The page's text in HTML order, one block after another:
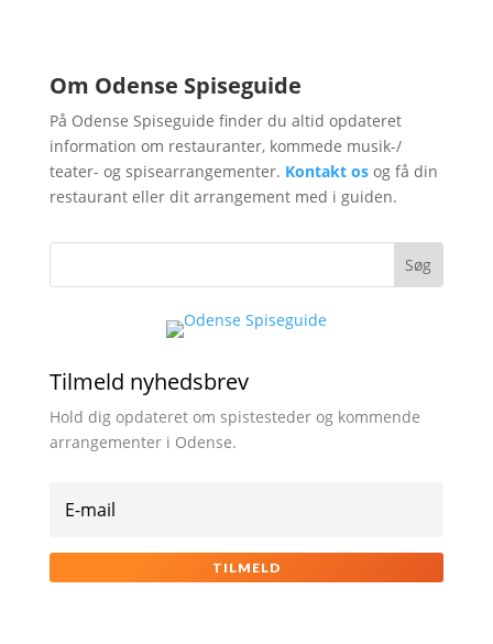
Om Odense Spiseguide
På Odense Spiseguide finder du altid opdateret
information om restauranter, kommede musik-/
teater- og spisearrangementer. Kontakt os og få din
restaurant eller dit arrangement med i guiden.
Tilmeld nyhedsbrev
Hold dig opdateret om spistesteder og kommende
arrangementer i Odense.
TILMELD